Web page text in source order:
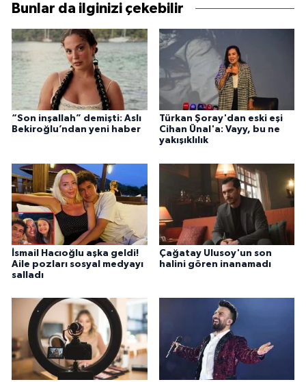
Bunlar da ilginizi çekebilir
“Son inşallah” demişti: Aslı
Bekiroğlu’ndan yeni haber
Türkan Şoray'dan eski eşi
Cihan Ünal'a: Vayy, bu ne
yakışıklılık
İsmail Hacıoğlu aşka geldi!
Aile pozları sosyal medyayı
salladı
Çağatay Ulusoy'un son
halini gören inanamadı